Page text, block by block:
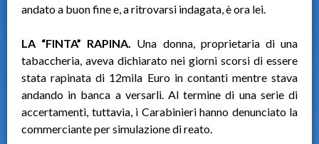
andato a buon fine e, a ritrovarsi indagata, è ora lei.
LA “FINTA” RAPINA. Una donna, proprietaria di una
tabaccheria, aveva dichiarato nei giorni scorsi di essere
stata rapinata di 12mila Euro in contanti mentre stava
andando in banca a versarli. Al termine di una serie di
accertamenti, tuttavia, i Carabinieri hanno denunciato la
commerciante per simulazione di reato.